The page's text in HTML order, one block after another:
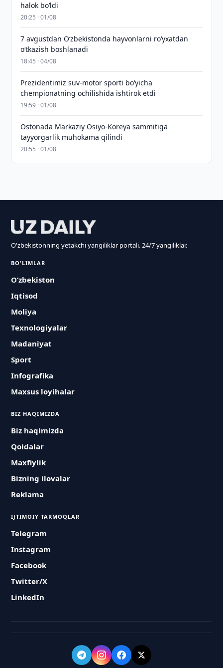
halok bo‘ldi
20:25 · 01/08
7 avgustdan O‘zbekistonda hayvonlarni ro‘yxatdan
o‘tkazish boshlanadi
18:45 · 04/08
Prezidentimiz suv-motor sporti bo‘yicha
chempionatning ochilishida ishtirok etdi
19:59 · 01/08
Ostonada Markaziy Osiyo-Koreya sammitiga
tayyorgarlik muhokama qilindi
20:55 · 01/08
O'zbekistonning yetakchi yangiliklar portali. 24/7 yangiliklar.
BO'LIMLAR
O‘zbekiston
Iqtisod
Moliya
Texnologiyalar
Madaniyat
Sport
Infografika
Maxsus loyihalar
BIZ HAQIMIZDA
Biz haqimizda
Qoidalar
Maxfiylik
Bizning ilovalar
Reklama
IJTIMOIY TARMOQLAR
Telegram
Instagram
Facebook
Twitter/X
LinkedIn